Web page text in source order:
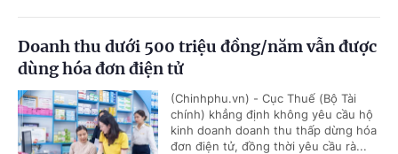
Doanh thu dưới 500 triệu đồng/năm vẫn được
dùng hóa đơn điện tử
(Chinhphu.vn) - Cục Thuế (Bộ Tài
chính) khẳng định không yêu cầu hộ
kinh doanh doanh thu thấp dừng hóa
đơn điện tử, đồng thời yêu cầu rà...